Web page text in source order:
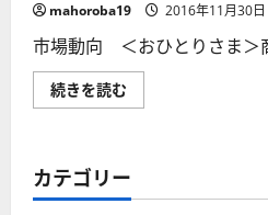
mahoroba19 2016年11月30日
市場動向 ＜おひとりさま＞
続きを読む
市
お
ひ
カテゴリー